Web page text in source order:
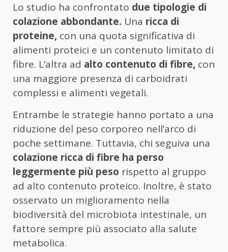
Lo studio ha confrontato due tipologie di
colazione abbondante. Una ricca di
proteine, con una quota significativa di
alimenti proteici e un contenuto limitato di
fibre. L’altra ad alto contenuto di fibre, con
una maggiore presenza di carboidrati
complessi e alimenti vegetali.
Entrambe le strategie hanno portato a una
riduzione del peso corporeo nell’arco di
poche settimane. Tuttavia, chi seguiva una
colazione ricca di fibre ha perso
leggermente più peso rispetto al gruppo
ad alto contenuto proteico. Inoltre, è stato
osservato un miglioramento nella
biodiversità del microbiota intestinale, un
fattore sempre più associato alla salute
metabolica.